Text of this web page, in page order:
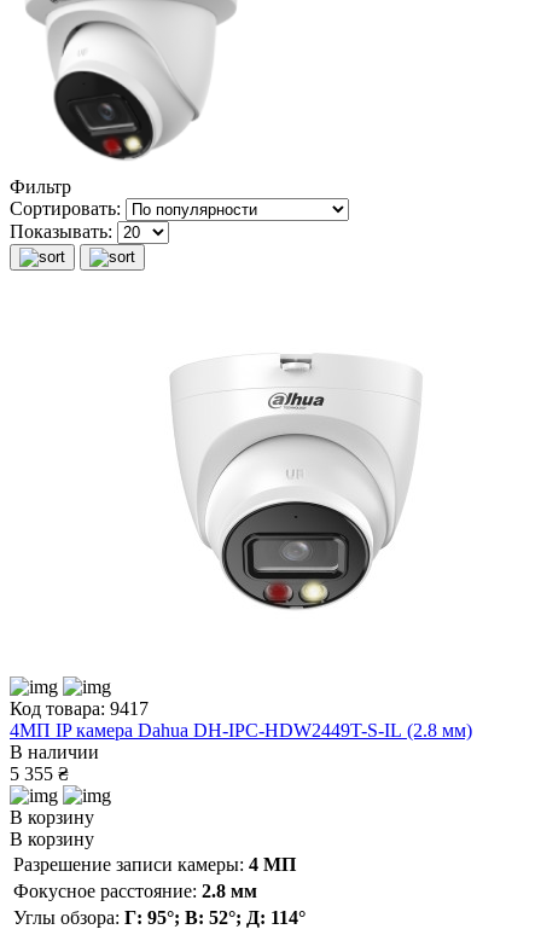
Фильтр
Сортировать:
Показывать:
Код товара: 9417
4МП IP камера Dahua DH-IPC-HDW2449T-S-IL (2.8 мм)
В наличии
5 355 ₴
В корзину
В корзину
Разрешение записи камеры: 4 МП
Фокусное расстояние: 2.8 мм
Углы обзора: Г: 95°; В: 52°; Д: 114°